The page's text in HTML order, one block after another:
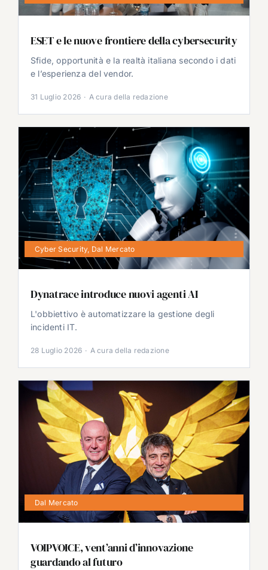
ESET e le nuove frontiere della cybersecurity
Sfide, opportunità e la realtà italiana secondo i dati
e l’esperienza del vendor.
31 Luglio 2026 · A cura della redazione
Cyber Security, Dal Mercato
Dynatrace introduce nuovi agenti AI
L'obbiettivo è automatizzare la gestione degli
incidenti IT.
28 Luglio 2026 · A cura della redazione
Dal Mercato
VOIPVOICE, vent’anni d’innovazione
guardando al futuro